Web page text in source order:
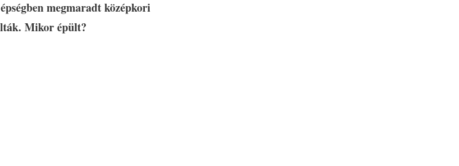
megmaradt középkori
Mikor épült?